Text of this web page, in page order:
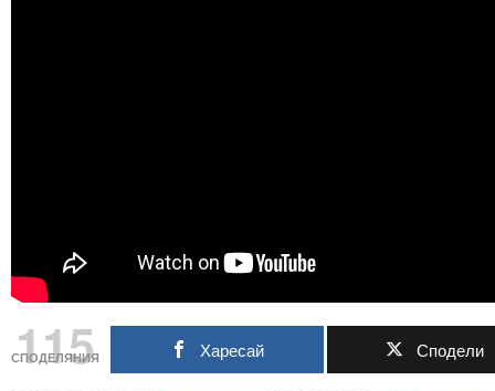
115
СПОДЕЛЯНИЯ Харесай Сподели